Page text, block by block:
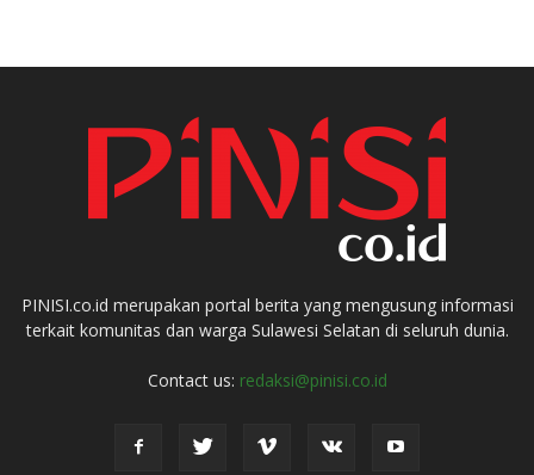
PINISI.co.id merupakan portal berita yang mengusung informasi
terkait komunitas dan warga Sulawesi Selatan di seluruh dunia.
Contact us: redaksi@pinisi.co.id